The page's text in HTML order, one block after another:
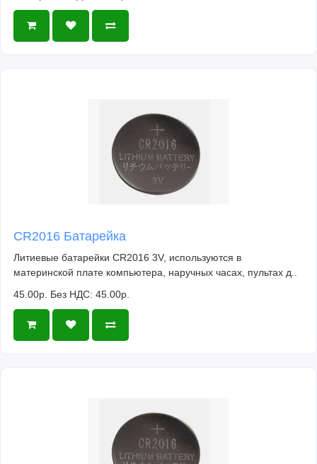
CR2016 Батарейка
Литиевые батарейки CR2016 3V, используются в
материнской плате компьютера, наручных часах, пультах д..
45.00р. Без НДС: 45.00р.